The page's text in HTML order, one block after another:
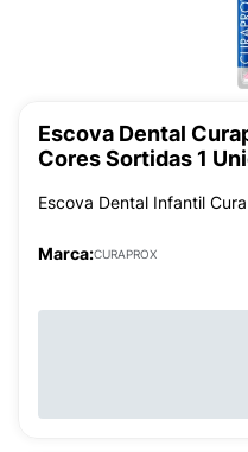
Escova Dental
Cores Sortidas 1
Escova Dental Infantil
Marca:CURAPROX